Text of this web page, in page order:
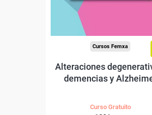
Cursos Femxa
Alteraciones
demencias y
Curso Gratuito